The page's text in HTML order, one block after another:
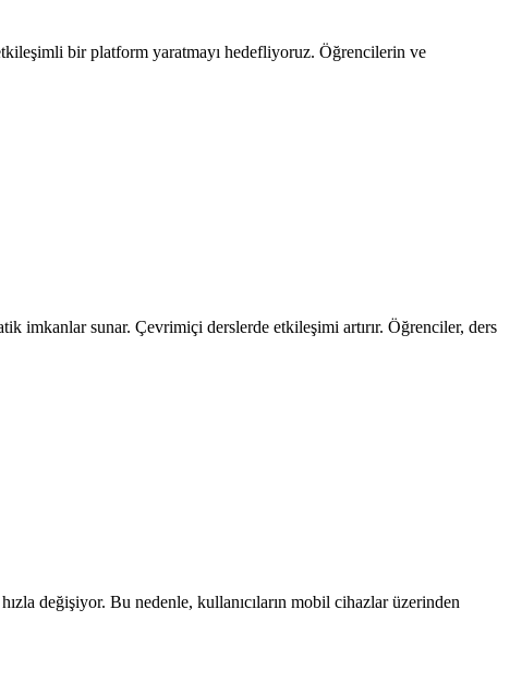
bir platform yaratmayı hedefliyoruz. Öğrencilerin ve
imkanlar sunar. Çevrimiçi derslerde etkileşimi artırır. Öğrenciler, ders
değişiyor. Bu nedenle, kullanıcıların mobil cihazlar üzerinden